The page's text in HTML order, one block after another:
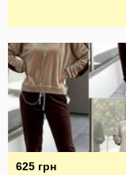
625 грн